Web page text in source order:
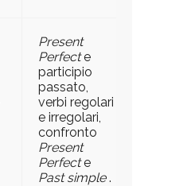
Present
Perfecte
participio
passato,
verbi regolari
e irregolari,
confronto
Present
Perfecte
Past simple.